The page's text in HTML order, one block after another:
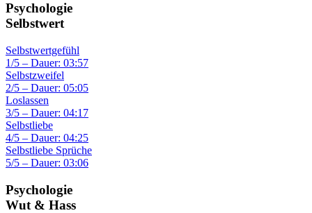
Psychologie
Selbstwert
Selbstwertgefühl
1/5 – Dauer: 03:57
Selbstzweifel
2/5 – Dauer: 05:05
Loslassen
3/5 – Dauer: 04:17
Selbstliebe
4/5 – Dauer: 04:25
Selbstliebe Sprüche
5/5 – Dauer: 03:06
Psychologie
Wut & Hass